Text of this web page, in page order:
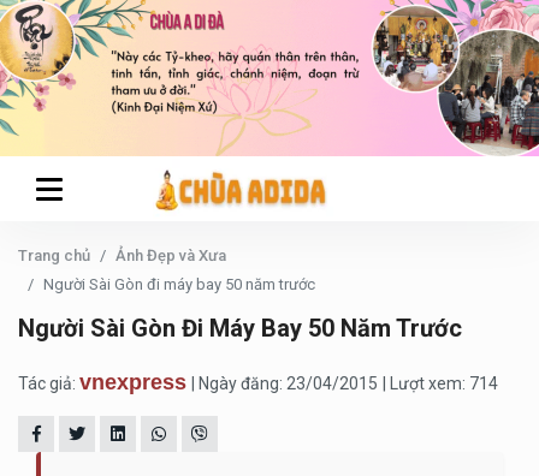
Trang chủ
Ảnh Đẹp và Xưa
Người Sài Gòn đi máy bay 50 năm trước
Người Sài Gòn Đi Máy Bay 50 Năm Trước
Tác giả: vnexpress | Ngày đăng: 23/04/2015 | Lượt xem: 714